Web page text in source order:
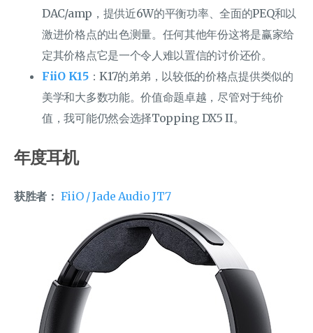
DAC/amp，提供近6W的平衡功率、全面的PEQ和以
激进价格点的出色测量。任何其他年份这将是赢家给
定其价格点它是一个令人难以置信的讨价还价。
FiiO K15：K17的弟弟，以较低的价格点提供类似的
美学和大多数功能。价值命题卓越，尽管对于纯价
值，我可能仍然会选择Topping DX5 II。
年度耳机
获胜者： FiiO / Jade Audio JT7